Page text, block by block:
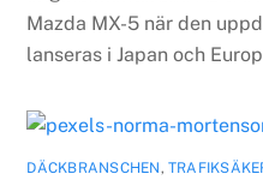
Mazda MX-5 när den
lanseras i Japan och
DÄCKBRANSCHEN,